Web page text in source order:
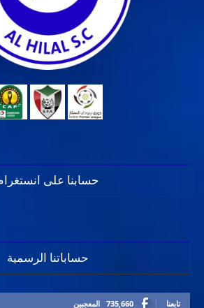
حسابنا على
حساباتنا الرسمية
735,660 المعجبين تابعنا